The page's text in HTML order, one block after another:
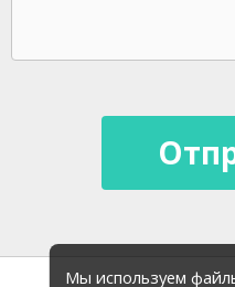
Мы используем